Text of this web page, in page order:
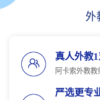
外
真人外教1
阿卡索外教教
严选更专